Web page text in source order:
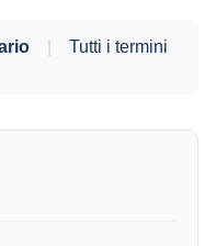
Tutti i termini